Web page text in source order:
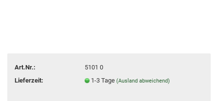
Art.Nr.:
5101 0
Lieferzeit:
1-3 Tage(Ausland abweichend)